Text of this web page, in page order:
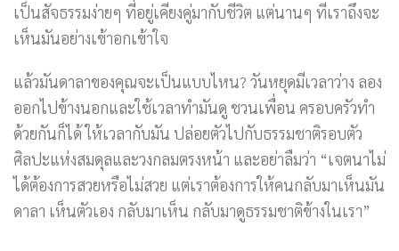
เป็นสัจธรรมง่ายๆ ที่อยู่เคียงคู่มากับชีวิต แต่นานๆ ทีเราถึงจะ
เห็นมันอย่างเข้าอกเข้าใจ
แล้วมันดาลาของคุณจะเป็นแบบไหน? วันหยุดมีเวลาว่าง ลอง
ออกไปข้างนอกและใช้เวลาทำมันดู ชวนเพื่อน ครอบครัวทำ
ด้วยกันก็ได้ ให้เวลากับมัน ปล่อยตัวไปกับธรรมชาติรอบตัว
ศิลปะแห่งสมดุลและวงกลมตรงหน้า และอย่าลืมว่า “เจตนาไม่
ได้ต้องการสวยหรือไม่สวย แต่เราต้องการให้คนกลับมาเห็นมัน
ดาลา เห็นตัวเอง กลับมาเห็น กลับมาดูธรรมชาติข้างในเรา”